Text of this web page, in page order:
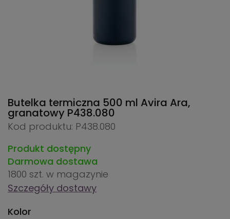
Butelka termiczna 500 ml Avira Ara,
granatowy P438.080
Kod produktu: P438.080
Produkt dostępny
Darmowa dostawa
1800 szt. w magazynie
Szczegóły dostawy
Kolor